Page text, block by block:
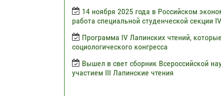
14 ноября 2025 года в Российском
работа специальной студенческой секции
Программа IV Лапинских чтений,
социологического конгресса
Вышел в свет сборник Всероссийской
участием III Лапинские чтения